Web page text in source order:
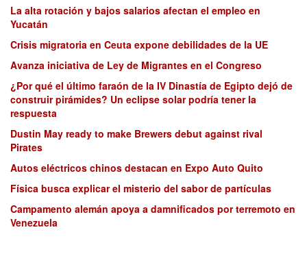
La alta rotación y bajos salarios afectan el empleo en
Yucatán
Crisis migratoria en Ceuta expone debilidades de la UE
Avanza iniciativa de Ley de Migrantes en el Congreso
¿Por qué el último faraón de la IV Dinastía de Egipto dejó de
construir pirámides? Un eclipse solar podría tener la
respuesta
Dustin May ready to make Brewers debut against rival
Pirates
Autos eléctricos chinos destacan en Expo Auto Quito
Física busca explicar el misterio del sabor de partículas
Campamento alemán apoya a damnificados por terremoto en
Venezuela